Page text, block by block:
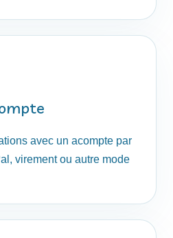
avec un acompte par
virement ou autre mode